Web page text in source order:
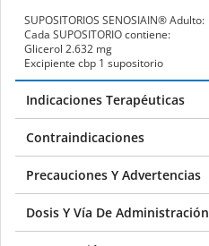
SUPOSITORIOS SENOSIAIN®Adulto:
Cada SUPOSITORIOcontiene:
Glicerol 2.632 mg
Excipiente cbp 1 supositorio
Indicaciones Terapéuticas
Contraindicaciones
Precauciones Y Advertencias
Dosis Y Vía De Administración